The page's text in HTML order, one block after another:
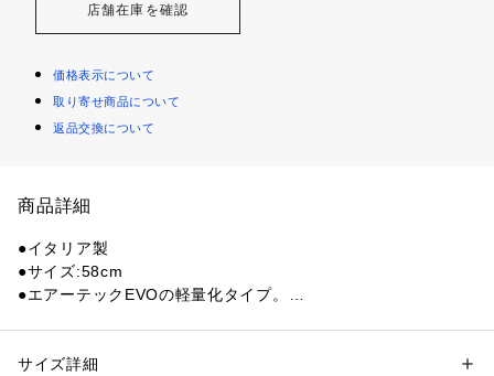
店舗在庫を確認
価格表示について
取り寄せ商品について
返品交換について
商品詳細
●イタリア製
●サイズ:58cm
●エアーテックEVOの軽量化タイプ。
●Gボーンのベーシック規格シャフトはGスライダーの取付が可
性別：レディース
サイズ詳細